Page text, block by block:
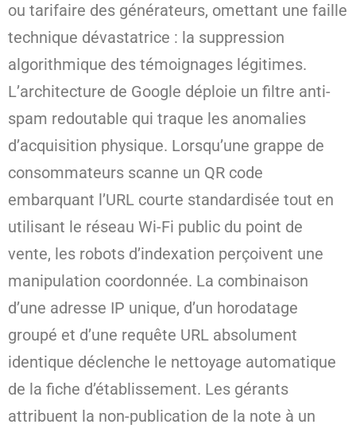
ou tarifaire des générateurs, omettant une faille
technique dévastatrice : la suppression
algorithmique des témoignages légitimes.
L’architecture de Google déploie un filtre anti-
spam redoutable qui traque les anomalies
d’acquisition physique. Lorsqu’une grappe de
consommateurs scanne un QR code
embarquant l’URL courte standardisée tout en
utilisant le réseau Wi-Fi public du point de
vente, les robots d’indexation perçoivent une
manipulation coordonnée. La combinaison
d’une adresse IP unique, d’un horodatage
groupé et d’une requête URL absolument
identique déclenche le nettoyage automatique
de la fiche d’établissement. Les gérants
attribuent la non-publication de la note à un